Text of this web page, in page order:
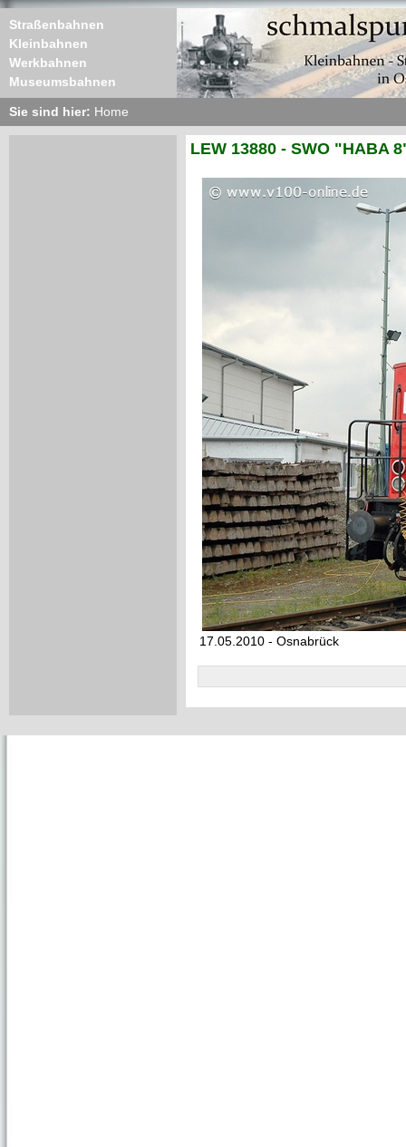
Straßenbahnen
Kleinbahnen
Werkbahnen
Museumsbahnen
Sie sind hier: Home
LEW 13880 - SWO "HABA
17.05.2010 - Osnabrück